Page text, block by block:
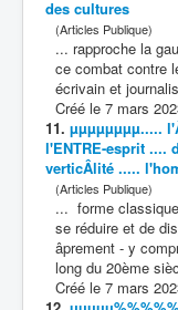
des cultures
(Articles Publique)
... rapproche la
ce combat contre
écrivain et
Créé le 7 mars
11. µµµµµµµµ.....
l'ENTRE-esprit ....
verticÂlité .....
(Articles Publique)
... forme
se réduire et de
âprement - y
long du 20ème
Créé le 7 mars